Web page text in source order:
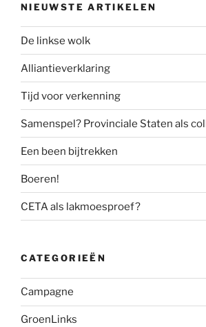
NIEUWSTE ARTIKELEN
De linkse wolk
Alliantieverklaring
Tijd voor verkenning
Samenspel? Provinciale Staten als
Een been bijtrekken
Boeren!
CETA als lakmoesproef?
CATEGORIEËN
Campagne
GroenLinks